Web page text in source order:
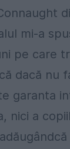
mi-a
pe care
dacă nu
garanta
nici a